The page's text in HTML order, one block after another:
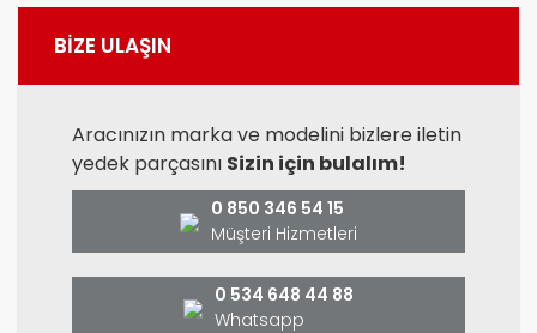
BİZE ULAŞIN
Aracınızın marka ve modelini bizlere iletin
yedek parçasını Sizin için bulalım!
0 850 346 54 15
Müşteri Hizmetleri
0 534 648 44 88
Whatsapp